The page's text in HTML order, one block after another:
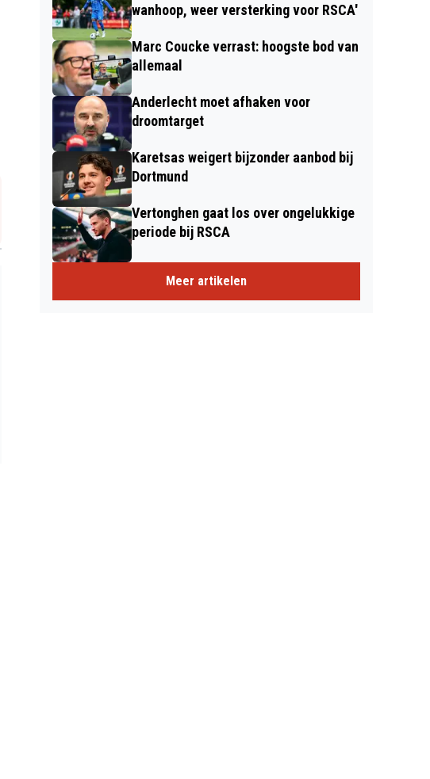
wanhoop, weer versterking voor RSCA'
Marc Coucke verrast: hoogste bod van
allemaal
Anderlecht moet afhaken voor
droomtarget
Karetsas weigert bijzonder aanbod bij
Dortmund
Vertonghen gaat los over ongelukkige
periode bij RSCA
Meer artikelen